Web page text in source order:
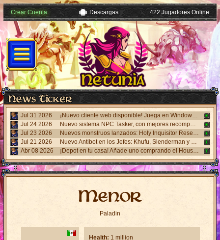
Crear Cuenta Descargas 422 Jugadores Online
Jul 31 2026
¡Nuevo cliente web disponible! Juega en Windows, Android y iPhone sin necesidad de instalar nada. Accede desde el panel "Mi Cuenta".
Jul 24 2026
Nuevo sistema NPC Tasker, con mejores recompensas y tareas de eventos. Visita al NPC Tasker con el Cliente Universal actualizado.
Jul 23 2026
Nuevos monstruos lanzados: Holy Inquisitor Reset 4000 y Gunsmoke Reset 4200. Refinación en la estatua Rigel, caza 6.
Jul 21 2026
Nuevo Antibot en los Jefes: Khufu, Slenderman y Carnage. Responde un desafío visual al hablar con los NPCs guardias para acceder a las salas.
Abr 08 2026
¡Depot en tu casa! Añade uno comprando el House Depot Pack en la Shop. Límite de 1 por casa.
Menor
Paladin
Health: 1 million